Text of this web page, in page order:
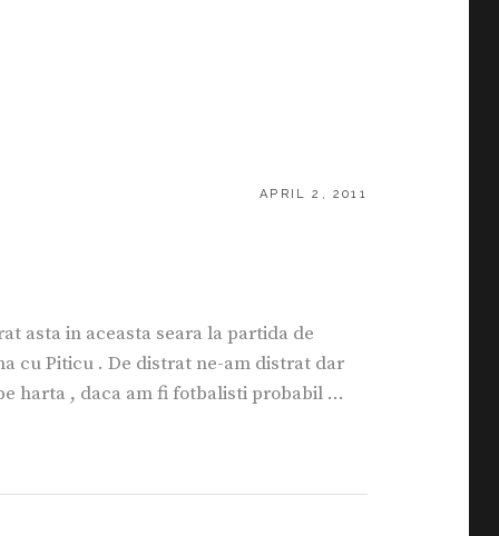
POSTED
APRIL 2, 2011
asta in aceasta seara la partida de
cu Piticu . De distrat ne-am distrat dar
harta , daca am fi fotbalisti probabil …